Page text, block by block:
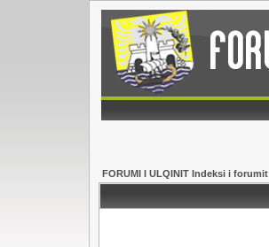
FORUMI I ULQINIT Indeksi i forumit